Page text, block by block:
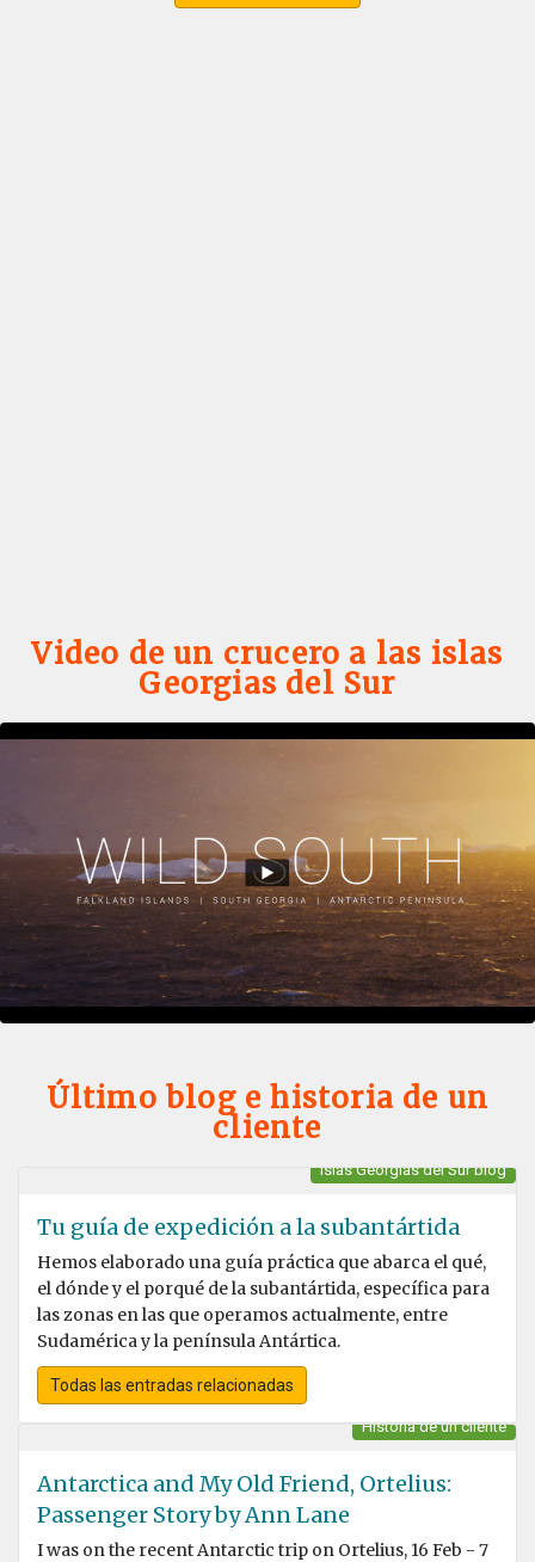
Video de un crucero a las islas
Georgias del Sur
Último blog e historia de un
cliente
Islas Georgias del Sur blog
Tu guía de expedición a la subantártida
Hemos elaborado una guía práctica que abarca el qué,
el dónde y el porqué de la subantártida, específica para
las zonas en las que operamos actualmente, entre
Sudamérica y la península Antártica.
Todas las entradas relacionadas
Historia de un cliente
Antarctica and My Old Friend, Ortelius:
Passenger Story by Ann Lane
I was on the recent Antarctic trip on Ortelius, 16 Feb - 7